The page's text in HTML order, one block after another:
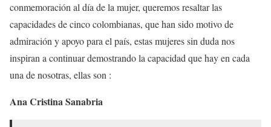
conmemoración al día de la mujer, queremos resaltar las
capacidades de cinco colombianas, que han sido motivo de
admiración y apoyo para el país, estas mujeres sin duda nos
inspiran a continuar demostrando la capacidad que hay en cada
una de nosotras, ellas son :
Ana Cristina Sanabria